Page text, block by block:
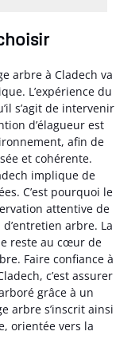
arbre à Cladech va
L’expérience du
s’agit de intervenir
d’élagueur est
afin de
et cohérente.
implique de
C’est pourquoi le
attentive de
arbre. La
reste au cœur de
Faire confiance à
c’est assurer
grâce à un
arbre s’inscrit ainsi
orientée vers la